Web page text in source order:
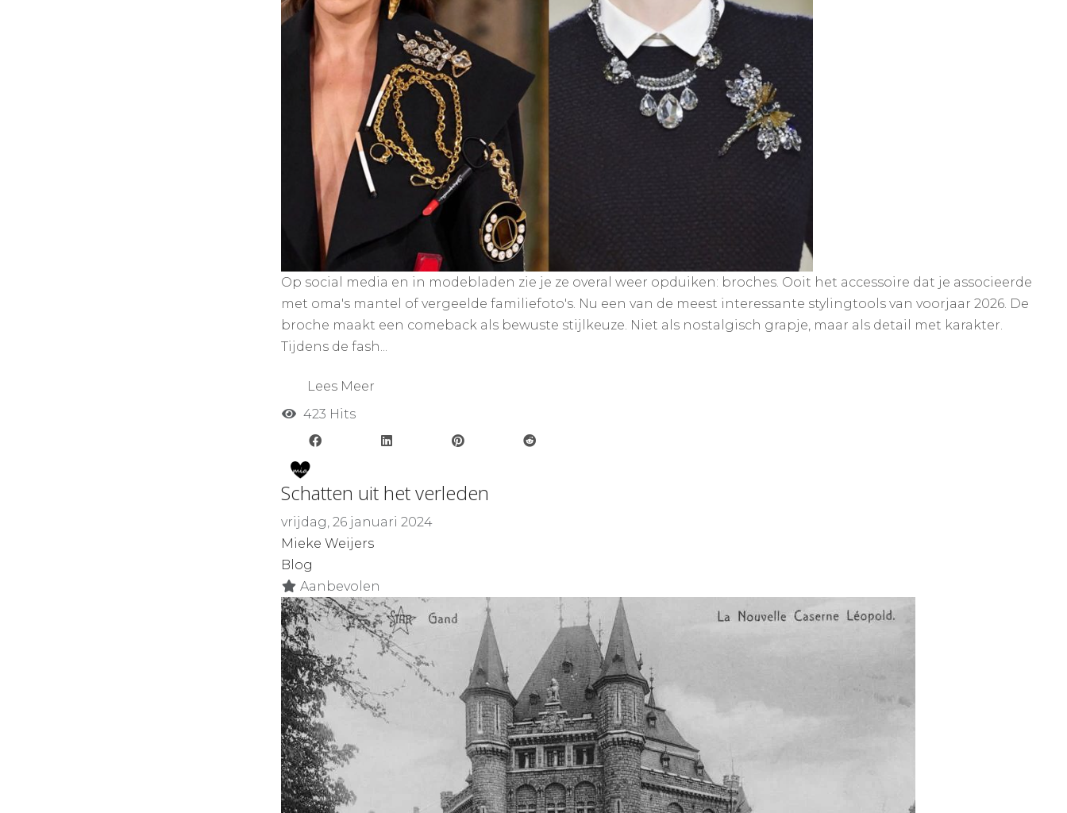
Op social media en in modebladen zie je ze overal weer opduiken: broches. Ooit het accessoire dat je associeerde
met oma's mantel of vergeelde familiefoto's. Nu een van de meest interessante stylingtools van voorjaar 2026. De
broche maakt een comeback als bewuste stijlkeuze. Niet als nostalgisch grapje, maar als detail met karakter.
Tijdens de fash...
Lees Meer
423 Hits
Schatten uit het verleden
vrijdag, 26 januari 2024
Mieke Weijers
Blog
Aanbevolen